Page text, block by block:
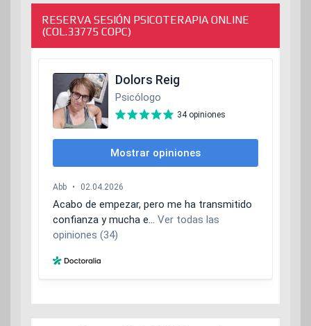
RESERVA SESIÓN PSICOTERAPIA ONLINE
(COL.33775 COPC)